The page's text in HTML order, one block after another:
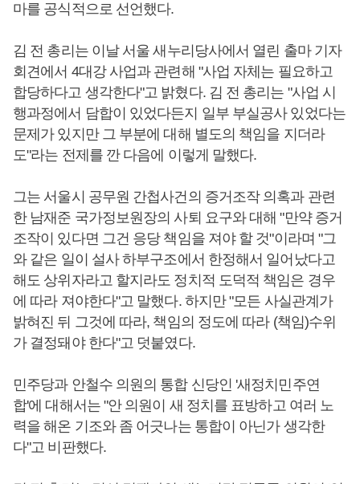
마를 공식적으로 선언했다.
김 전 총리는 이날 서울 새누리당사에서 열린 출마 기자
회견에서 4대강 사업과 관련해 "사업 자체는 필요하고
합당하다고 생각한다"고 밝혔다. 김 전 총리는 "사업 시
행과정에서 담합이 있었다든지 일부 부실공사 있었다는
문제가 있지만 그 부분에 대해 별도의 책임을 지더라
도"라는 전제를 깐 다음에 이렇게 말했다.
그는 서울시 공무원 간첩사건의 증거조작 의혹과 관련
한 남재준 국가정보원장의 사퇴 요구와 대해 "만약 증거
조작이 있다면 그건 응당 책임을 져야 할 것"이라며 "그
와 같은 일이 설사 하부구조에서 한정해서 일어났다고
해도 상위자라고 할지라도 정치적 도덕적 책임은 경우
에 따라 져야한다"고 말했다. 하지만 "모든 사실관계가
밝혀진 뒤 그것에 따라, 책임의 정도에 따라 (책임)수위
가 결정돼야 한다"고 덧붙였다.
민주당과 안철수 의원의 통합 신당인 '새정치민주연
합'에 대해서는 "안 의원이 새 정치를 표방하고 여러 노
력을 해온 기조와 좀 어긋나는 통합이 아닌가 생각한
다"고 비판했다.